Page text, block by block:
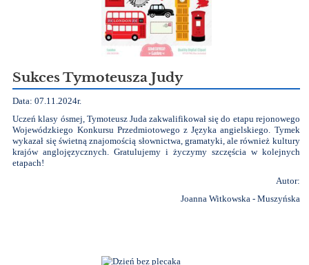
Sukces Tymoteusza Judy
Data: 07.11.2024r.
Uczeń klasy ósmej, Tymoteusz Juda zakwalifikował się do etapu rejonowego
Wojewódzkiego Konkursu Przedmiotowego z Języka angielskiego. Tymek
wykazał się świetną znajomością słownictwa, gramatyki, ale również kultury
krajów anglojęzycznych. Gratulujemy i życzymy szczęścia w kolejnych
etapach!
Autor:
Joanna Witkowska - Muszyńska